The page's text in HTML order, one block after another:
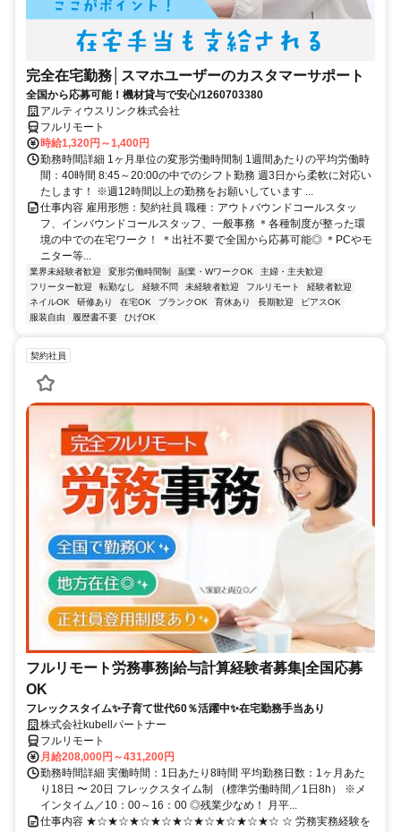
完全在宅勤務│スマホユーザーのカスタマーサポート
全国から応募可能！機材貸与で安心/1260703380
アルティウスリンク株式会社
フルリモート
時給1,320円～1,400円
勤務時間詳細 1ヶ月単位の変形労働時間制 1週間あたりの平均労働時
間：40時間 8:45～20:00の中でのシフト勤務 週3日から柔軟に対応い
たします！ ※週12時間以上の勤務をお願いしています ...
仕事内容 雇用形態：契約社員 職種：アウトバウンドコールスタッ
フ、インバウンドコールスタッフ、一般事務 ＊各種制度が整った環
境の中での在宅ワーク！ ＊出社不要で全国から応募可能◎ ＊PCやモ
ニター等...
業界未経験者歓迎 変形労働時間制 副業・WワークOK
主婦・主夫歓迎
フリーター歓迎
転勤なし 経験不問 未経験者歓迎 フルリモート
経験者歓迎
ネイルOK
研修あり 在宅OK ブランクOK 育休あり 長期歓迎
ピアスOK
服装自由
履歴書不要 ひげOK
契約社員
フルリモート労務事務|給与計算経験者募集|全国応募
OK
フレックスタイム✨子育て世代60％活躍中✨在宅勤務手当あり
株式会社kubellパートナー
フルリモート
月給208,000円～431,200円
勤務時間詳細 実働時間：1日あたり8時間 平均勤務日数：1ヶ月あた
り18日 〜 20日 フレックスタイム制 （標準労働時間／1日8h） ※メ
インタイム／10：00～16：00 ◎残業少なめ！ 月平...
仕事内容 ★☆★☆★☆★☆★☆★☆★☆★☆★☆ ☆ 労務実務経験を